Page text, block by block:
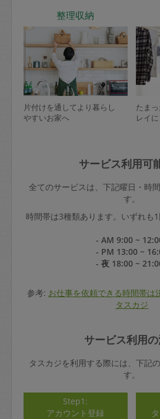
整理収納
片付けを通してより暮らし
やすいお家へ
たま
レイに
サービス利用可
全てのサービスは、下記曜日・時
す。
時間帯は3種類あります。いずれも1
- AM 9:00 ~
- PM 13:00 ~
- 夜 18:00 ~
参考: お仕事を依頼できる時間帯は
タスカジ
サービス利用
タスカジを利用する際には、下記
す。
Step1:
アカウント登録